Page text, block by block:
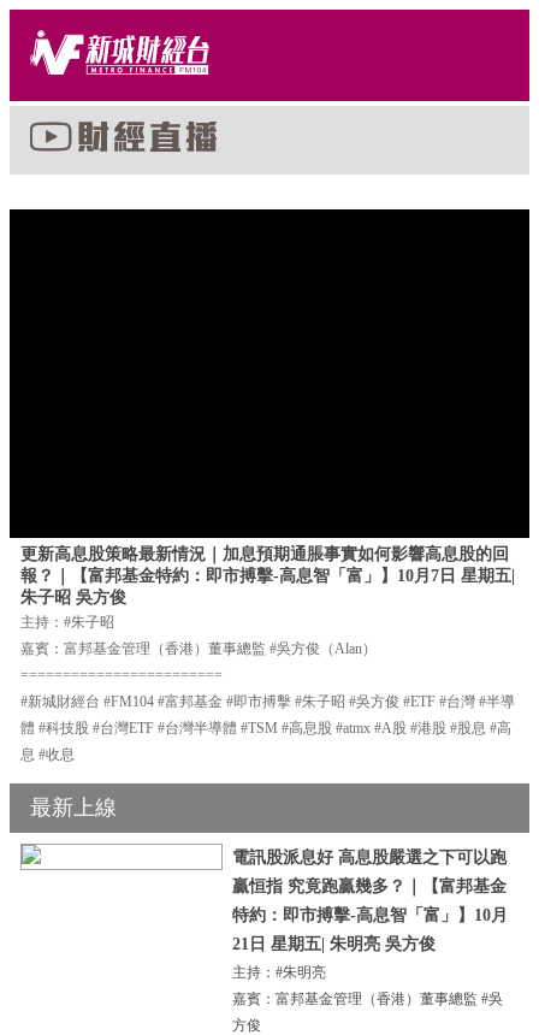
更新高息股策略最新情況｜加息預期通脹事實如何影響高息股的回
報？｜【富邦基金特約：即市搏擊-高息智「富」】10月7日 星期五|
朱子昭 吳方俊
主持：#朱子昭
嘉賓：富邦基金管理（香港）董事總監 #吳方俊（Alan）
========================
#新城財經台 #FM104 #富邦基金 #即市搏擊 #朱子昭 #吳方俊 #ETF #台灣 #半導
體 #科技股 #台灣ETF #台灣半導體 #TSM #高息股 #atmx #A股 #港股 #股息 #高
息 #收息
最新上線
電訊股派息好 高息股嚴選之下可以跑
贏恒指 究竟跑贏幾多？｜【富邦基金
特約：即市搏擊-高息智「富」】10月
21日 星期五| 朱明亮 吳方俊
主持：#朱明亮
嘉賓：富邦基金管理（香港）董事總監 #吳
方俊